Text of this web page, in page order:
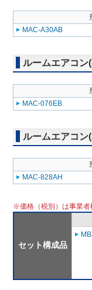
MAC-A30AB
ルームエアコン
MAC-076EB
ルームエアコン
MAC-828AH
※価格（税別）は事業者
セット構成品